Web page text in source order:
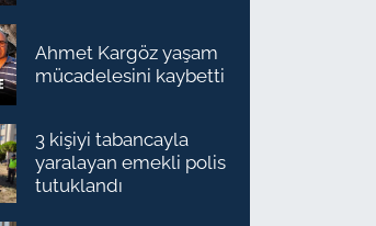
Ahmet Kargöz yaşam
mücadelesini kaybetti
3 kişiyi tabancayla
yaralayan emekli polis
tutuklandı